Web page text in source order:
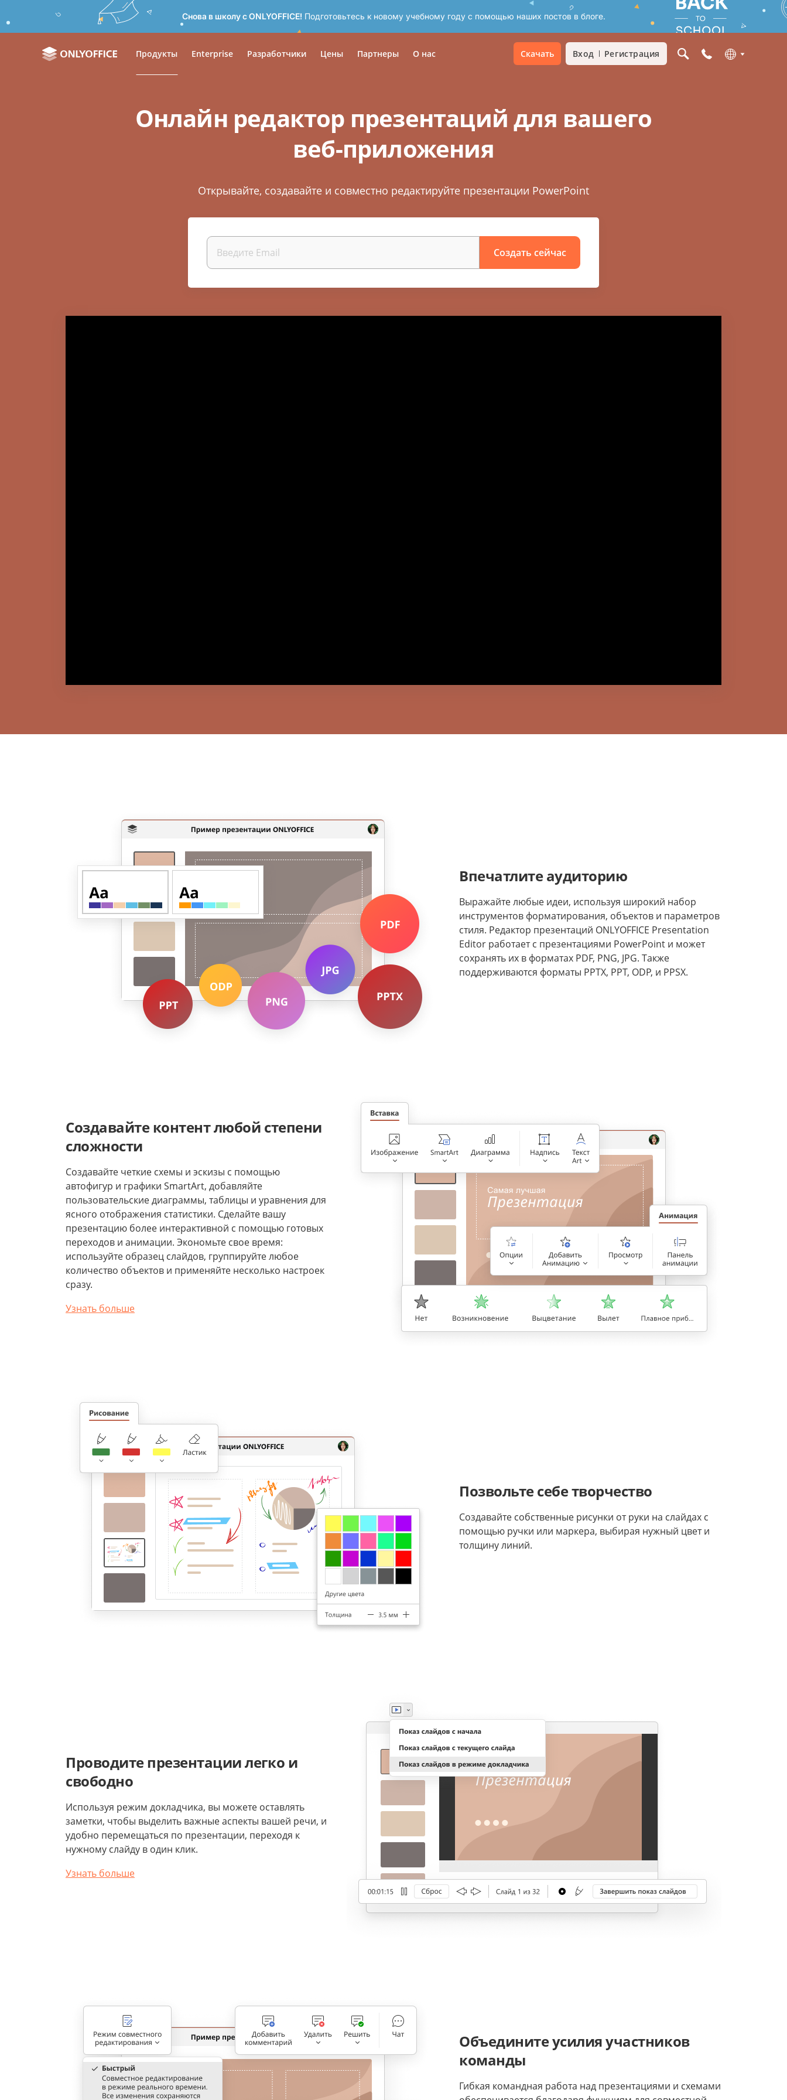
Снова в школу с ONLYOFFICE! Подготовьтесь к новому учебному году с помощью наших постов в блоге.
Продукты Enterprise Разработчики Цены Партнеры О нас Скачать Вход Регистрация
Онлайн редактор презентаций для вашего
веб-приложения
Открывайте, создавайте и совместно редактируйте презентации PowerPoint
Создать сейчас
Впечатлите аудиторию
Выражайте любые идеи, используя широкий набор
инструментов форматирования, объектов и параметров
стиля. Редактор презентаций ONLYOFFICE Presentation
Editor работает с презентациями PowerPoint и может
сохранять их в форматах PDF, PNG, JPG. Также
поддерживаются форматы PPTX, PPT, ODP, и PPSX.
Создавайте контент любой степени
сложности
Создавайте четкие схемы и эскизы с помощью
автофигур и графики SmartArt, добавляйте
пользовательские диаграммы, таблицы и уравнения для
ясного отображения статистики. Сделайте вашу
презентацию более интерактивной с помощью готовых
переходов и анимации. Экономьте свое время:
используйте образец слайдов, группируйте любое
количество объектов и применяйте несколько настроек
сразу.
Узнать больше
Позвольте себе творчество
Создавайте собственные рисунки от руки на слайдах с
помощью ручки или маркера, выбирая нужный цвет и
толщину линий.
Проводите презентации легко и
свободно
Используя режим докладчика, вы можете оставлять
заметки, чтобы выделить важные аспекты вашей речи, и
удобно перемещаться по презентации, переходя к
нужному слайду в один клик.
Узнать больше
Объедините усилия участников
команды
Гибкая командная работа над презентациями и схемами